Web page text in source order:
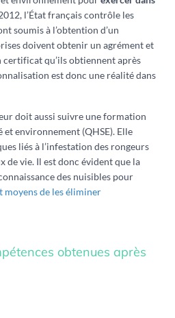
l’État français contrôle les
soumis à l’obtention d’un
doivent obtenir un agrément et
certificat qu’ils obtiennent après
est donc une réalité dans
doit aussi suivre une formation
environnement (QHSE). Elle
liés à l’infestation des rongeurs
de vie. Il est donc évident que la
des nuisibles pour
moyens de les éliminer
obtenues après